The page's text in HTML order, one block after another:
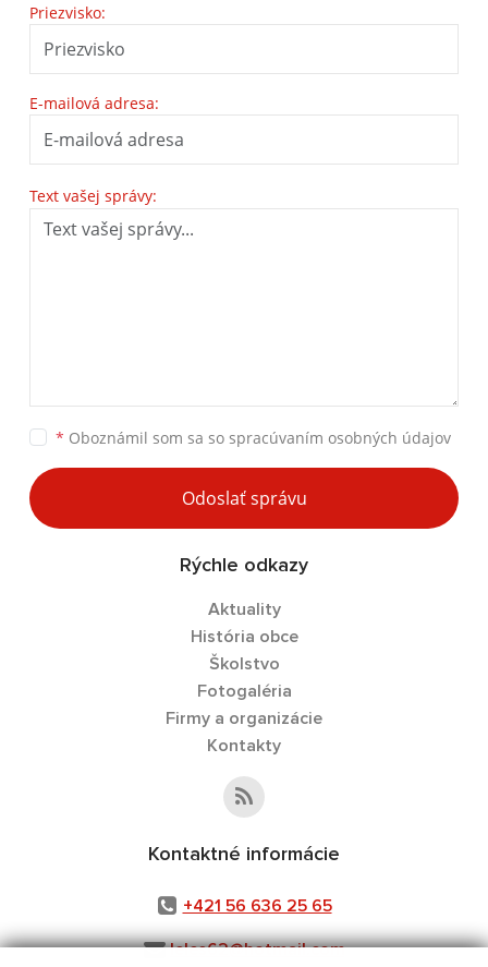
Priezvisko:
E-mailová adresa:
Text vašej správy:
* Oboznámil som sa so spracúvaním osobných údajov
Odoslať správu
Rýchle odkazy
Aktuality
História obce
Školstvo
Fotogaléria
Firmy a organizácie
Kontakty
Kontaktné informácie
+421 56 636 25 65
leles62@hotmail.com